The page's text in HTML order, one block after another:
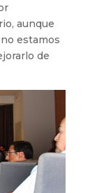
aunque
estamos
de